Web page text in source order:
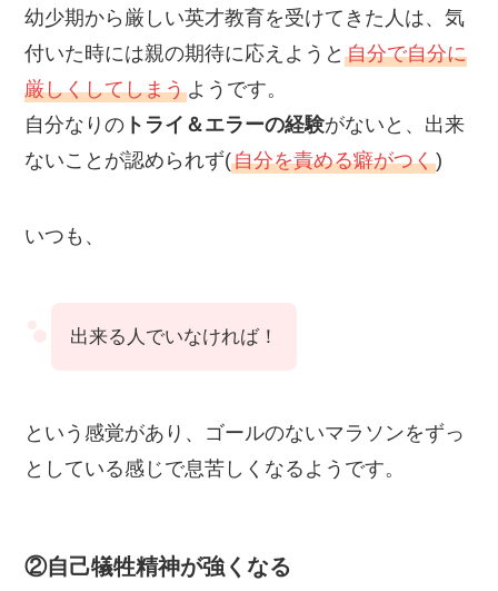
幼少期から厳しい英才教育を受けてきた人は、気
付いた時には親の期待に応えようと自分で自分に
厳しくしてしまうようです。
自分なりの トライ＆エラーの経験がないと、出来
ないことが認められず(自分を責める癖がつく)
いつも、
出来る人でいなければ！
という感覚があり、ゴールのないマラソンをずっ
としている感じで息苦しくなるようです。
②自己犠牲精神が強くなる